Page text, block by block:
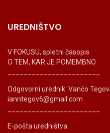
UREDNIŠTVO
V FOKUSU, spletni časopis
O TEM, KAR JE POMEMBNO
Odgovorni urednik: Vančo Tegov
ianntegov6@gmail.com
E-pošta uredništva: